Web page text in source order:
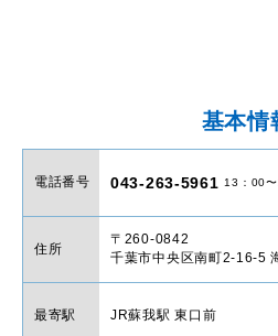
基本情
電話番号 043-263-5961 13：00
住所
〒260-0842
千葉市中央区南町2-16-5
最寄駅 JR蘇我駅 東口前